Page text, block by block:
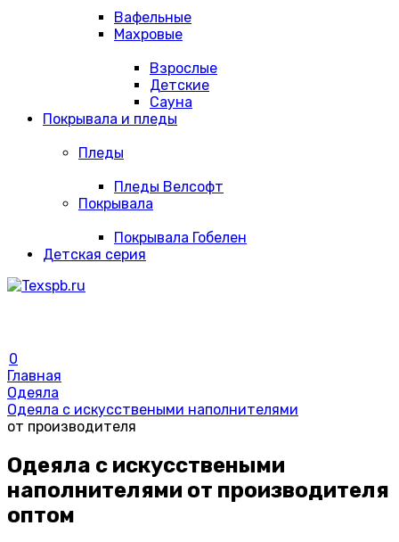
Вафельные
Махровые
Взрослые
Детские
Сауна
Покрывала и пледы
Пледы
Пледы Велсофт
Покрывала
Покрывала Гобелен
Детская серия
0
Главная
Одеяла
Одеяла с искусствеными наполнителями
от производителя
Одеяла с искусствеными
наполнителями от производителя
оптом